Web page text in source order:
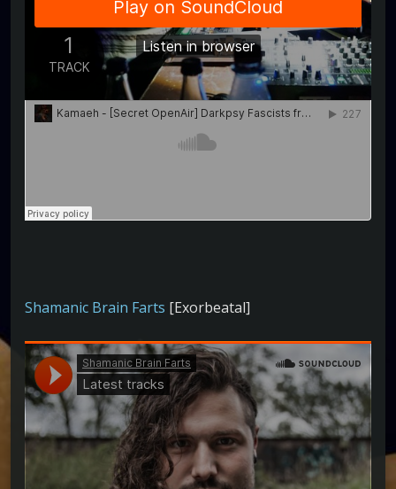
Shamanic Brain Farts [Exorbeatal]